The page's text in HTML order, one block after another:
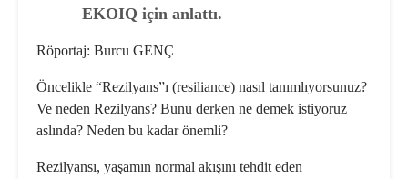
EKOIQ için anlattı.
Röportaj: Burcu GENÇ
Öncelikle “Rezilyans”ı (resiliance) nasıl tanımlıyorsunuz?
Ve neden Rezilyans? Bunu derken ne demek istiyoruz
aslında? Neden bu kadarönemli?
Rezilyansı, yaşamın normal akışını tehdit eden